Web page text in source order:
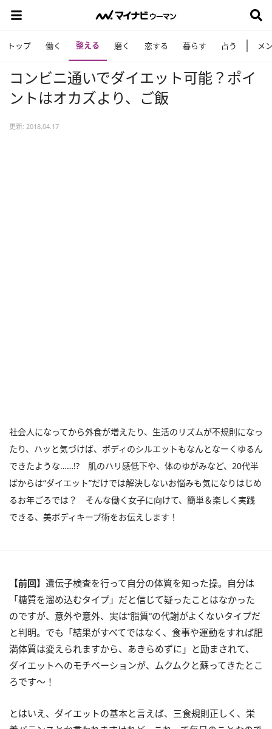
トップ 働く 整える 磨く 恋する 暮らす 占う メ
コンビニ通いでダイエット可能？ポイ
ントはオカズより、ご飯
更新: 2018.04.17
社会人になってから外食が増えたり、生活のリズムが不規則になっ
たり、ハッと気づけば、ボディのシルエットもなんとなーくゆるん
できたような……!? 肌のハリ感低下や、体のゆがみなど、20代半
ばからは“ダイエット”だけでは解決しないお悩みも気になりはじめ
るお年ごろでは？ そんな働く女子に向けて、簡単＆楽しく実践
できる、美ボディキープ術をお伝えします！
【前回】 遺伝子検査を行って自分の体質を知った操。自分は
「糖質を溜め込むタイプ」だと信じて疑ったことはなかった
のですが、意外や意外、実は“脂質”の代謝がよくないタイプだ
と判明。でも「結果がすべてではなく、食事や運動をすれば肥
満体質は変えられますから、あきらめずに」と励まされて、
ダイエットへのモチベーションが、ムクムクと蘇ってきたとこ
ろです～！
とはいえ、ダイエットの基本と言えば、三食規則正しく、栄